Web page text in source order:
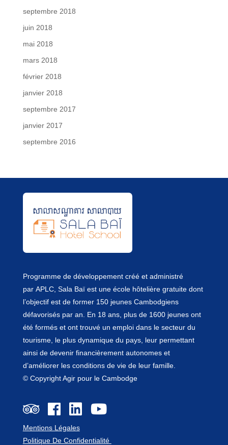
septembre 2018
juin 2018
mai 2018
mars 2018
février 2018
janvier 2018
septembre 2017
janvier 2017
septembre 2016
Programme de développement créé et administré
par APLC, Sala Baï est une école hôtelière gratuite dont
l’objectif est de former 150 jeunes Cambodgiens
défavorisés par an. En 18 ans, plus de 1600 jeunes ont
été formés et ont trouvé un emploi dans le secteur du
tourisme, le plus dynamique du pays, leur permettant
ainsi de devenir financièrement autonomes et
d’améliorer les conditions de vie de leur famille.
© Copyright Agir pour le Cambodge
Mentions Légales
Politique De Confidentialité